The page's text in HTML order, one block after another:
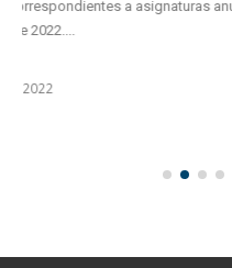
Concertación y el Desarrollo (un